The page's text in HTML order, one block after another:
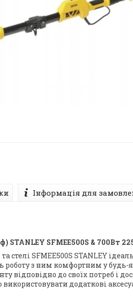
Інформація для
SFMEE500S & 700Вт
стелі SFMEE500S STANLEY
роботу з ним комфортним у
відповідно до своїх потреб і
використовувати додаткові